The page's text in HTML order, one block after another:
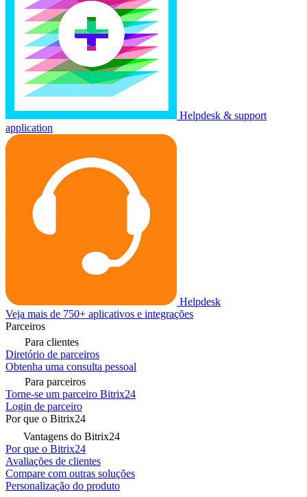
Helpdesk & support
application
Helpdesk
Veja mais de 750+ aplicativos e integrações
Parceiros
Para clientes
Diretório de parceiros
Obtenha uma consulta pessoal
Para parceiros
Torne-se um parceiro Bitrix24
Login de parceiro
Por que o Bitrix24
Vantagens do Bitrix24
Por que o Bitrix24
Avaliações de clientes
Compare com outras soluções
Personalização do produto